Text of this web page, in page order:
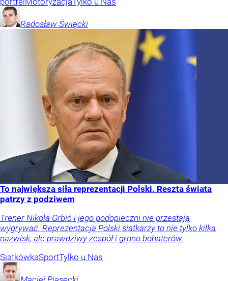
Radosław Święcki
To największa siła reprezentacji Polski. Reszta świata
patrzy z podziwem
Trener Nikola Grbić i jego podopieczni nie przestają
wygrywać. Reprezentacja Polski siatkarzy to nie tylko kilka
nazwisk, ale prawdziwy zespół i grono bohaterów.
SiatkówkaSportTylko u Nas